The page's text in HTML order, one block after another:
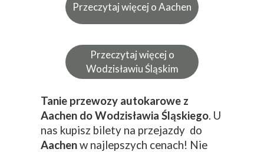
Przeczytaj więcej o Aachen
Przeczytaj więcej o
Wodzisławiu Śląskim
Tanie przewozy autokarowe z
Aachen do Wodzisławia Śląskiego. U
nas kupisz bilety na przejazdy do
Aachenw najlepszych cenach! Nie